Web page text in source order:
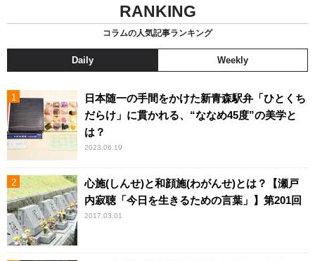
RANKING
コラムの人気記事ランキング
Daily Weekly
日本随一の手間をかけた新青森駅弁「ひとくち
だらけ」に貫かれる、“ななめ45度”の美学と
は？
2023.06.19
心施(しんせ)と和顔施(わがんせ)とは？【瀬戸
内寂聴「今日を生きるための言葉」】第201回
2017.03.01